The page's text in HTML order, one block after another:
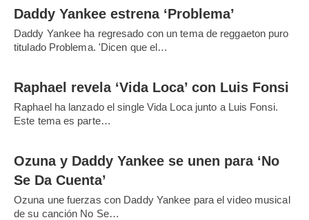
Daddy Yankee estrena ‘Problema’
Daddy Yankee ha regresado con un tema de reggaeton puro
titulado Problema. 'Dicen que el…
Raphael revela ‘Vida Loca’ con Luis Fonsi
Raphael ha lanzado el single Vida Loca junto a Luis Fonsi.
Este tema es parte…
Ozuna y Daddy Yankee se unen para ‘No
Se Da Cuenta’
Ozuna une fuerzas con Daddy Yankee para el video musical
de su canción No Se…